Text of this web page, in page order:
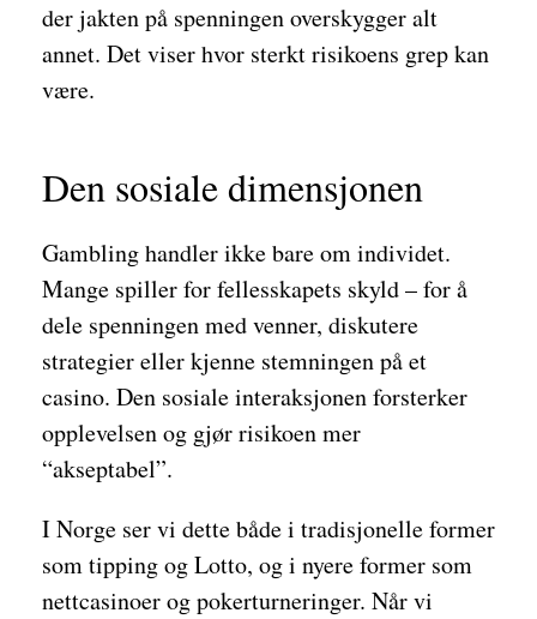
der jakten på spenningen overskygger alt
annet. Det viser hvor sterkt risikoens grep kan
være.
Den sosiale dimensjonen
Gambling handler ikke bare om individet.
Mange spiller for fellesskapets skyld – for å
dele spenningen med venner, diskutere
strategier eller kjenne stemningen på et
casino. Den sosiale interaksjonen forsterker
opplevelsen og gjør risikoen mer
“akseptabel”.
I Norge ser vi dette både i tradisjonelle former
som tipping og Lotto, og i nyere former som
nettcasinoer og pokerturneringer. Når vi